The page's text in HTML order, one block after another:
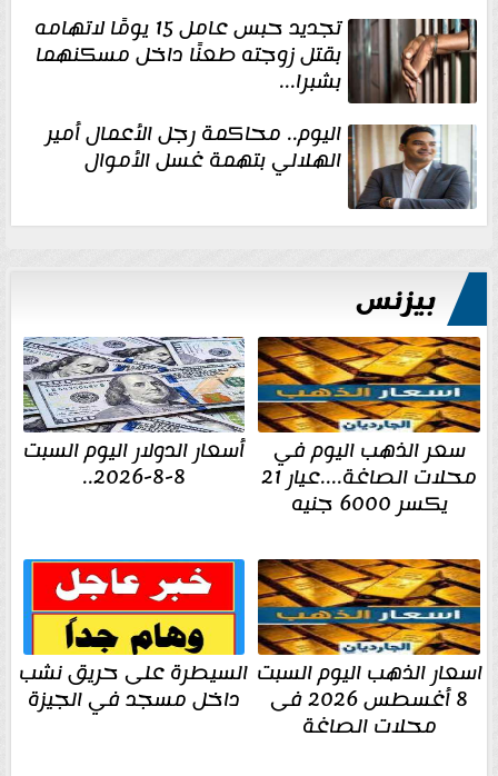
تجديد حبس عامل 15 يومًا لاتهامه
بقتل زوجته طعنًا داخل مسكنهما
بشبرا...
اليوم.. محاكمة رجل الأعمال أمير
الهلالي بتهمة غسل الأموال
بيزنس
سعر الذهب اليوم في
محلات الصاغة....عيار 21
يكسر 6000 جنيه
أسعار الدولار اليوم السبت
8-8-2026..
اسعار الذهب اليوم السبت
8 أغسطس 2026 فى
محلات الصاغة
السيطرة على حريق نشب
داخل مسجد في الجيزة